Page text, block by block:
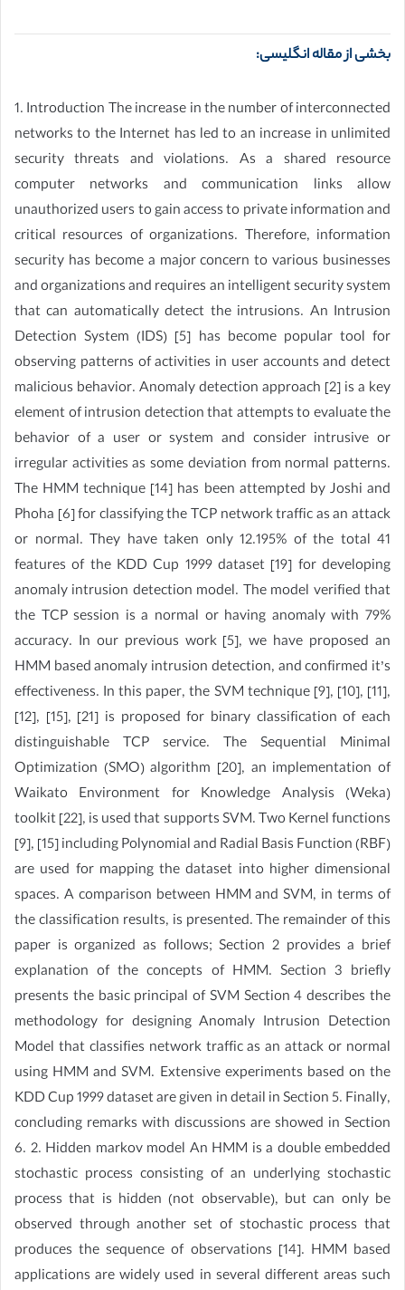
بخشی از مقاله انگلیسی:
1. Introduction The increase in the number of interconnected
networks to the Internet has led to an increase in unlimited
security threats and violations. As a shared resource
computer networks and communication links allow
unauthorized users to gain access to private information and
critical resources of organizations. Therefore, information
security has become a major concern to various businesses
and organizations and requires an intelligent security system
that can automatically detect the intrusions. An Intrusion
Detection System (IDS) [5] has become popular tool for
observing patterns of activities in user accounts and detect
malicious behavior. Anomaly detection approach [2] is a key
element of intrusion detection that attempts to evaluate the
behavior of a user or system and consider intrusive or
irregular activities as some deviation from normal patterns.
The HMM technique [14] has been attempted by Joshi and
Phoha [6] for classifying the TCP network traffic as an attack
or normal. They have taken only 12.195% of the total 41
features of the KDD Cup 1999 dataset [19] for developing
anomaly intrusion detection model. The model verified that
the TCP session is a normal or having anomaly with 79%
accuracy. In our previous work [5], we have proposed an
HMM based anomaly intrusion detection, and confirmed it’s
effectiveness. In this paper, the SVM technique [9], [10], [11],
[12], [15], [21] is proposed for binary classification of each
distinguishable TCP service. The Sequential Minimal
Optimization (SMO) algorithm [20], an implementation of
Waikato Environment for Knowledge Analysis (Weka)
toolkit [22], is used that supports SVM. Two Kernel functions
[9], [15] including Polynomial and Radial Basis Function (RBF)
are used for mapping the dataset into higher dimensional
spaces. A comparison between HMM and SVM, in terms of
the classification results, is presented. The remainder of this
paper is organized as follows; Section 2 provides a brief
explanation of the concepts of HMM. Section 3 briefly
presents the basic principal of SVM Section 4 describes the
methodology for designing Anomaly Intrusion Detection
Model that classifies network traffic as an attack or normal
using HMM and SVM. Extensive experiments based on the
KDD Cup 1999 dataset are given in detail in Section 5. Finally,
concluding remarks with discussions are showed in Section
6. 2. Hidden markov model An HMM is a double embedded
stochastic process consisting of an underlying stochastic
process that is hidden (not observable), but can only be
observed through another set of stochastic process that
produces the sequence of observations [14]. HMM based
applications are widely used in several different areas such